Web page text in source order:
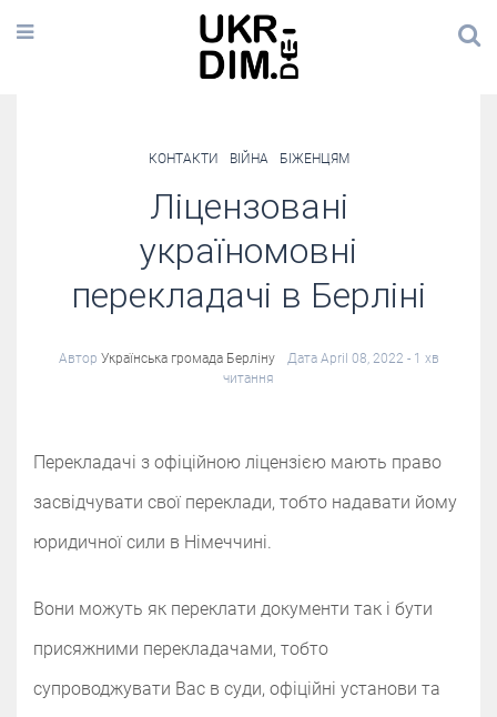
КОНТАКТИ ВІЙНА БІЖЕНЦЯМ
Ліцензовані
україномовні
перекладачі в Берліні
Автор Українська громада Берліну Дата April 08, 2022 - 1 хв
читання
Перекладачі з офіційною ліцензією мають право
засвідчувати свої переклади, тобто надавати йому
юридичної сили в Німеччині.
Вони можуть як переклати документи так і бути
присяжними перекладачами, тобто
супроводжувати Вас в суди, офіційні установи та